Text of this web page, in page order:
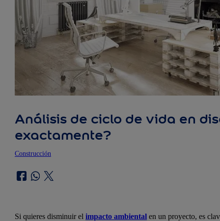
Análisis de ciclo de vida en
exactamente?
Construcción
Si quieres disminuir el impacto ambiental en un proyecto, es